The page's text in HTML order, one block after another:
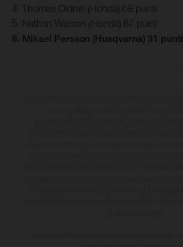
4. Thomas Oldrati (Honda) 68 punti
5. Nathan Watson (Honda) 67 punti
8. Mikael Persson (Husqvarna) 31 punti